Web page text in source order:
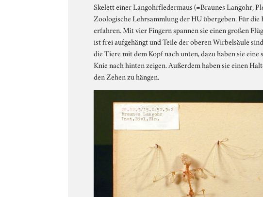
Skelett einer Langohrfledermaus (=Braunes Langohr,
Zoologische Lehrsammlung der HU übergeben. Für
erfahren. Mit vier Fingern spannen sie einen großen
ist frei aufgehängt und Teile der oberen Wirbelsäule
die Tiere mit dem Kopf nach unten, dazu haben sie
Knie nach hinten zeigen. Außerdem haben sie einen
den Zehen zu hängen.